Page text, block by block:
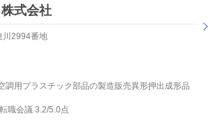
式会社
川2994番地
調用プラスチック部品の製造販売異形押出成形品
職会議 3.2/5.0点